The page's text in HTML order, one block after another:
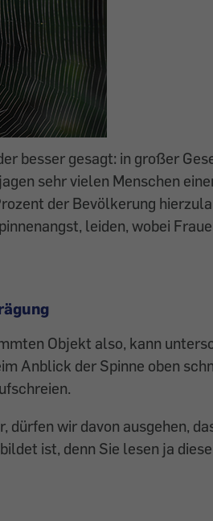
besser gesagt: in großer
sehr vielen Menschen
der Bevölkerung
leiden, wobei
Objekt also, kann
Anblick der Spinne oben
dürfen wir davon ausgehen,
ist, denn Sie lesen ja